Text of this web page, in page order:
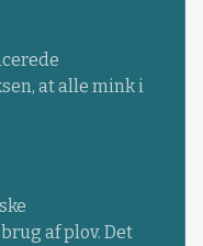
at alle mink i
af plov. Det